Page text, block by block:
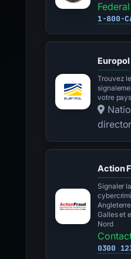
1-800-
Europol
Trouvez
votre
Action
Signaler
Galles et
Nord
0300